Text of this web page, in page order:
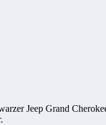
Jeep Grand